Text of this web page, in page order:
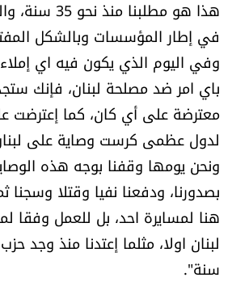
هذا هو مطلبنا
في إطار المؤسسات وبالشكل
وفي اليوم الذي يكون فيه اي
باي امر ضد مصلحة لبنان، فإنك ستجد
معترضة على أي كان، كما إعترضت
لدول عظمى كرست وصاية على
ونحن يومها وقفنا بوجه هذه
بصدورنا، ودفعنا نفيا وقتلا وسجنا
هنا لمسايرة احد، بل للعمل وفقا
سنة".